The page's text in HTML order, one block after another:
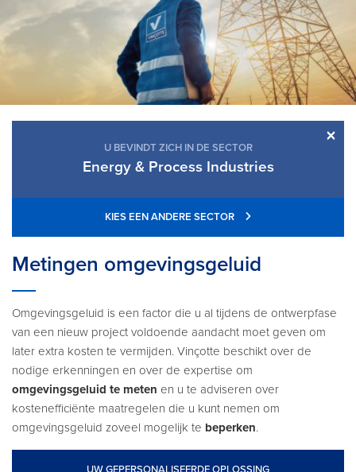
×
U BEVINDT ZICH IN DE SECTOR
Energy & Process Industries
KIES EEN ANDERE SECTOR
Metingen omgevingsgeluid
Omgevingsgeluid is een factor die u al tijdens de ontwerpfase
van een nieuw project voldoende aandacht moet geven om
later extra kosten te vermijden. Vinçotte beschikt over de
nodige erkenningen en over de expertise om
omgevingsgeluid te meten en u te adviseren over
kostenefficiënte maatregelen die u kunt nemen om
omgevingsgeluid zoveel mogelijk te beperken.